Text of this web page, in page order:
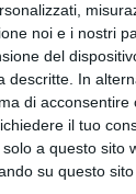
noi e i nostri
del
descritte. In
di acconsentire
il tuo
a questo sito
su questo